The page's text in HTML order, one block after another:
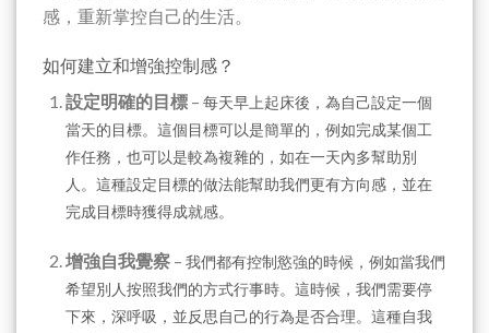
感，重新掌控自己的生活。
如何建立和增強控制感？
設定明確的目標– 每天早上起床後，為自己設定一個
當天的目標。這個目標可以是簡單的，例如完成某個工
作任務，也可以是較為複雜的，如在一天內多幫助別
人。這種設定目標的做法能幫助我們更有方向感，並在
完成目標時獲得成就感。
增強自我覺察– 我們都有控制慾強的時候，例如當我們
希望別人按照我們的方式行事時。這時候，我們需要停
下來，深呼吸，並反思自己的行為是否合理。這種自我